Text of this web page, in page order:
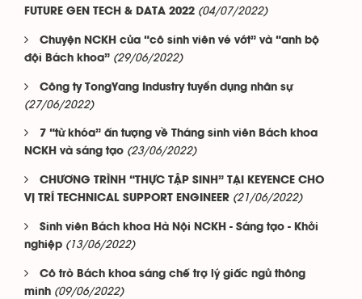
FUTURE GEN TECH & DATA 2022 (04/07/2022)
Chuyện NCKH của “cô sinh viên vé vớt” và “anh bộ
đội Bách khoa” (29/06/2022)
Công ty TongYang Industry tuyển dụng nhân sự
(27/06/2022)
7 “từ khóa” ấn tượng về Tháng sinh viên Bách khoa
NCKH và sáng tạo (23/06/2022)
CHƯƠNG TRÌNH “THỰC TẬP SINH” TẠI KEYENCE CHO
VỊ TRÍ TECHNICAL SUPPORT ENGINEER (21/06/2022)
Sinh viên Bách khoa Hà Nội NCKH - Sáng tạo - Khởi
nghiệp (13/06/2022)
Cô trò Bách khoa sáng chế trợ lý giấc ngủ thông
minh (09/06/2022)